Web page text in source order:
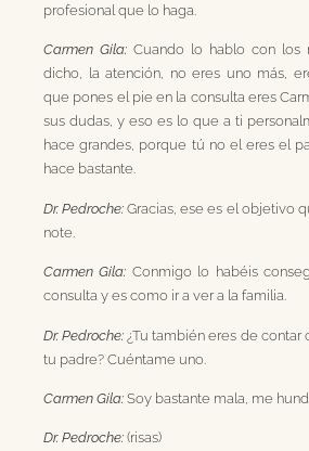
profesional que lo haga.
Carmen Gila: Cuando lo hablo con los
dicho, la atención, no eres uno más,
que pones el pie en la consulta eres
sus dudas, y eso es lo que a ti
hace grandes, porque tú no el eres el
hace bastante.
Dr. Pedroche: Gracias, ese es el objetivo
note.
Carmen Gila: Conmigo lo habéis
consulta y es como ir a ver a la familia.
Dr. Pedroche: ¿Tu también eres de contar
tu padre? Cuéntame uno.
Carmen Gila:Soy bastante mala, me
Dr. Pedroche:(risas)